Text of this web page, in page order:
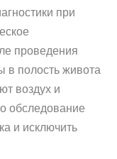
при
проведения
в полость живота
воздух и
обследование
и исключить